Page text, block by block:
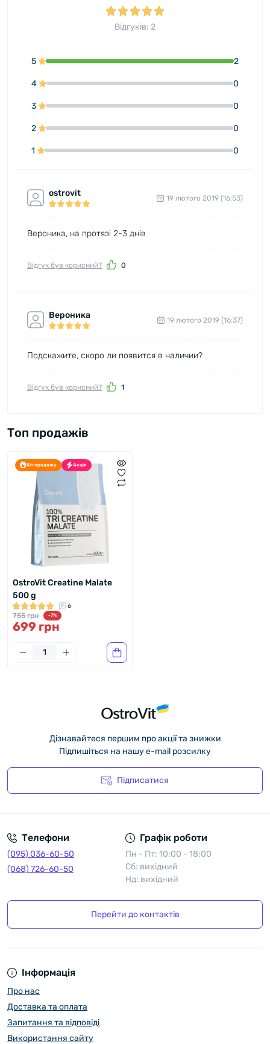
Відгуків: 2
5 2
4 0
3 0
2 0
1 0
ostrovit 19 лютого 2019 (16:53)
Вероника, на протязі 2-3 днів
Відгук був корисний? 0
Вероника 19 лютого 2019 (16:37)
Подскажите, скоро ли появится в наличии?
Відгук був корисний? 1
Топ продажів
Хіт продажу Акція
OstroVit Creatine Malate
500 g
6
755 грн -7%
699 грн
Дізнавайтеся першим про акції та знижки
Підпишіться на нашу e-mail розсилку
Підписатися
Телефони
(095) 036-60-50
(068) 726-60-50
Графік роботи
Пн - Пт: 10:00 - 18:00
Сб: вихідний
Нд: вихідний
Перейти до контактів
Інформація
Про нас
Доставка та оплата
Запитання та відповіді
Використання сайту